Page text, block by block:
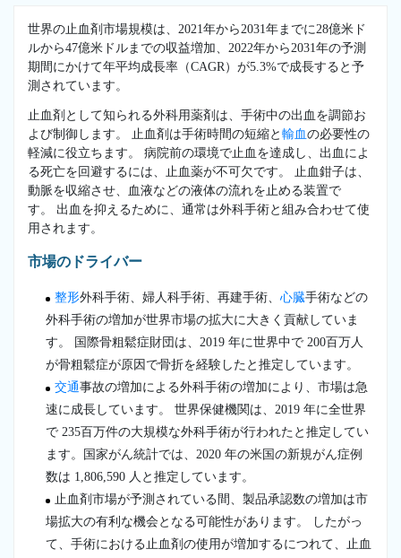
世界の止血剤市場規模は、2021年から2031年までに28億米ド
ルから47億米ドルまでの収益増加、2022年から2031年の予測
期間にかけて年平均成長率（CAGR）が5.3%で成長すると予
測されています。
止血剤として知られる外科用薬剤は、手術中の出血を調節お
よび制御します。 止血剤は手術時間の短縮と 輸血の必要性の
軽減に役立ちます。 病院前の環境で止血を達成し、出血によ
る死亡を回避するには、止血薬が不可欠です。 止血鉗子は、
動脈を収縮させ、血液などの液体の流れを止める装置で
す。 出血を抑えるために、通常は外科手術と組み合わせて使
用されます。
市場のドライバー
整形外科手術、婦人科手術、再建手術、 心臓手術などの
外科手術の増加が世界市場の拡大に大きく貢献していま
す。 国際骨粗鬆症財団は、2019 年に世界中で 200百万人
が骨粗鬆症が原因で骨折を経験したと推定しています。
交通事故の増加による外科手術の増加により、市場は急
速に成長しています。 世界保健機関は、2019 年に全世界
で 235百万件の大規模な外科手術が行われたと推定してい
ます。国家がん統計では、2020 年の米国の新規がん症例
数は 1,806,590 人と推定しています。
止血剤市場が予測されている間、製品承認数の増加は市
場拡大の有利な機会となる可能性があります。 したがっ
て、手術における止血剤の使用が増加するにつれて、止血